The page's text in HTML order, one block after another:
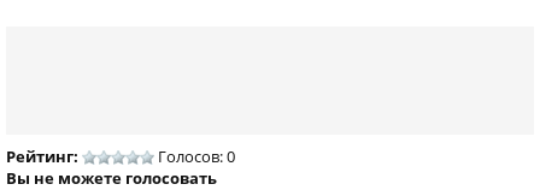
Рейтинг:
Голосов: 0
Вы не можете голосовать